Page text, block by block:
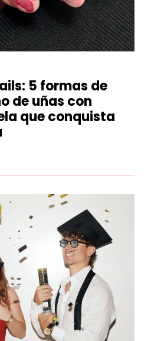
5 formas de
de uñas con
que conquista